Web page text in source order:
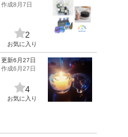
作成8月7日
2
お気に入り
更新6月27日
作成6月27日
4
お気に入り